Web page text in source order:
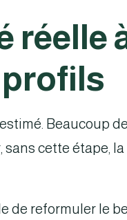
réelle
Beaucoup
cette étape,
de reformuler le